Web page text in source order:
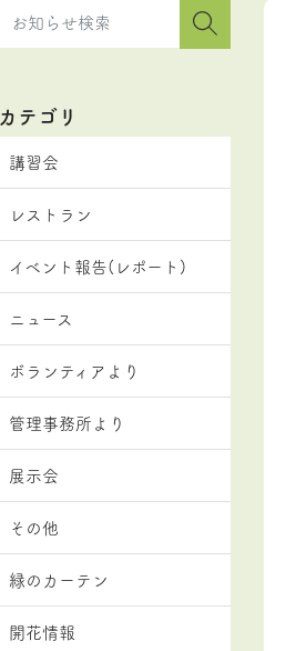
カテゴリ
講習会
レストラン
イベント報告(レポート)
ニュース
ボランティアより
管理事務所より
展示会
その他
緑のカーテン
開花情報